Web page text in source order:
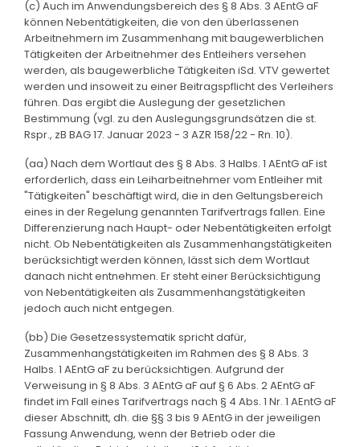
(c) Auch im Anwendungsbereich des § 8 Abs. 3 AEntG aF
können Nebentätigkeiten, die von den überlassenen
Arbeitnehmern im Zusammenhang mit baugewerblichen
Tätigkeiten der Arbeitnehmer des Entleihers versehen
werden, als baugewerbliche Tätigkeiten iSd. VTV gewertet
werden und insoweit zu einer Beitragspflicht des Verleihers
führen. Das ergibt die Auslegung der gesetzlichen
Bestimmung (vgl. zu den Auslegungsgrundsätzen die st.
Rspr., zB BAG 17. Januar 2023 - 3 AZR 158/22 - Rn. 10).
(aa) Nach dem Wortlaut des § 8 Abs. 3 Halbs. 1 AEntG aF ist
erforderlich, dass ein Leiharbeitnehmer vom Entleiher mit
"Tätigkeiten" beschäftigt wird, die in den Geltungsbereich
eines in der Regelung genannten Tarifvertrags fallen. Eine
Differenzierung nach Haupt- oder Nebentätigkeiten erfolgt
nicht. Ob Nebentätigkeiten als Zusammenhangstätigkeiten
berücksichtigt werden können, lässt sich dem Wortlaut
danach nicht entnehmen. Er steht einer Berücksichtigung
von Nebentätigkeiten als Zusammenhangstätigkeiten
jedoch auch nicht entgegen.
(bb) Die Gesetzessystematik spricht dafür,
Zusammenhangstätigkeiten im Rahmen des § 8 Abs. 3
Halbs. 1 AEntG aF zu berücksichtigen. Aufgrund der
Verweisung in § 8 Abs. 3 AEntG aF auf § 6 Abs. 2 AEntG aF
findet im Fall eines Tarifvertrags nach § 4 Abs. 1 Nr. 1 AEntG aF
dieser Abschnitt, dh. die §§ 3 bis 9 AEntG in der jeweiligen
Fassung Anwendung, wenn der Betrieb oder die